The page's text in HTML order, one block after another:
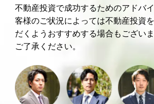
不動産投資で成功するためのアドバ
客様のご状況によっては不動産投資
だくようおすすめする場合もござい
ご了承ください。